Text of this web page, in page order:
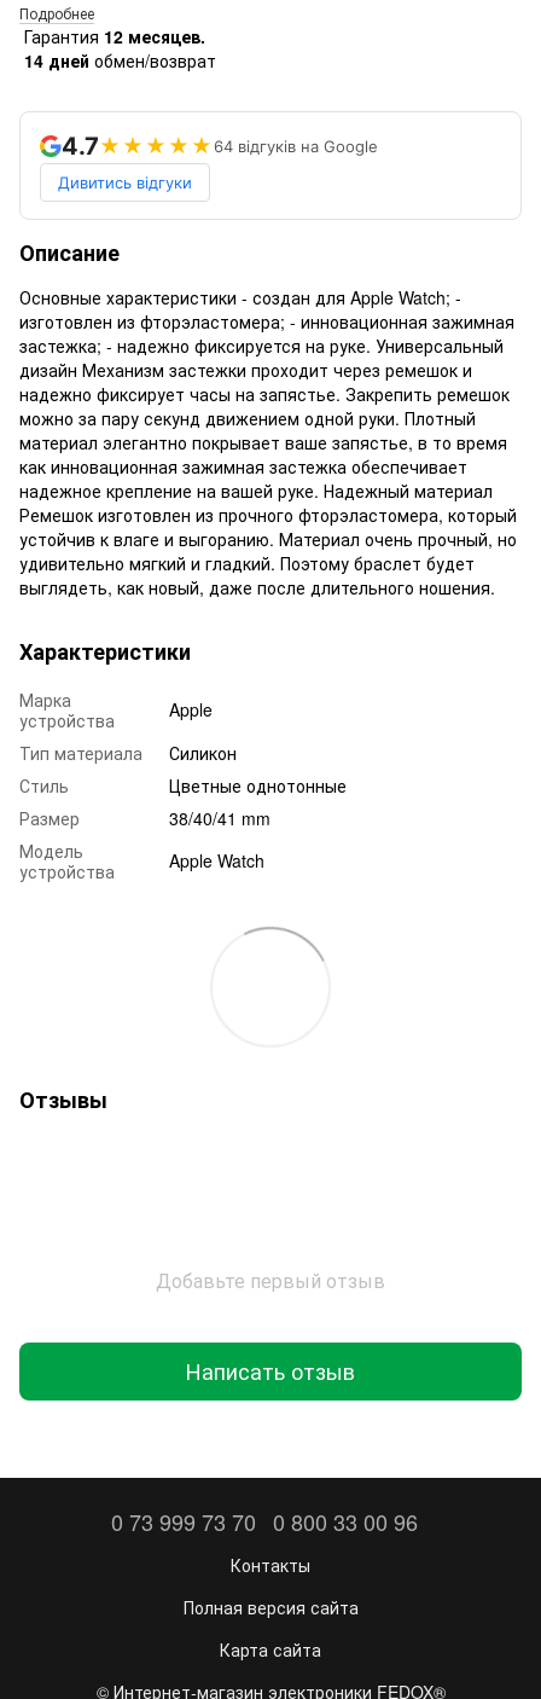
Подробнее
Гарантия 12 месяцев.
14 дней обмен/возврат
4.7★★★★★64 відгуків на Google
Дивитись відгуки
Описание
Основные характеристики - создан для Apple Watch; -
изготовлен из фторэластомера; - инновационная зажимная
застежка; - надежно фиксируется на руке. Универсальный
дизайн Механизм застежки проходит через ремешок и
надежно фиксирует часы на запястье. Закрепить ремешок
можно за пару секунд движением одной руки. Плотный
материал элегантно покрывает ваше запястье, в то время
как инновационная зажимная застежка обеспечивает
надежное крепление на вашей руке. Надежный материал
Ремешок изготовлен из прочного фторэластомера, который
устойчив к влаге и выгоранию. Материал очень прочный, но
удивительно мягкий и гладкий. Поэтому браслет будет
выглядеть, как новый, даже после длительного ношения.
Характеристики
Марка
устройства
Apple
Тип материала
Силикон
Стиль
Цветные однотонные
Размер
38/40/41 mm
Модель
устройства
Apple Watch
Отзывы
Добавьте первый отзыв
Написать отзыв
0 73 999 73 70 0 800 33 00 96
Контакты
Полная версия сайта
Карта сайта
©️ Интернет-магазин электроники FEDOX®